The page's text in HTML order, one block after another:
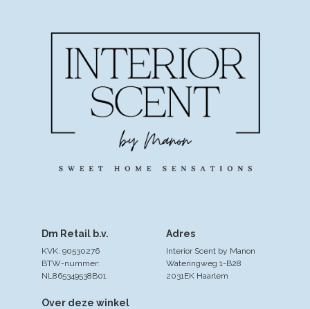
Over deze winkel
Adres
Interior Scent by Manon
Wateringweg 1-B28
2031EK Haarlem
Dm Retail b.v.
KVK: 90530276
BTW-nummer:
NL865349538B01